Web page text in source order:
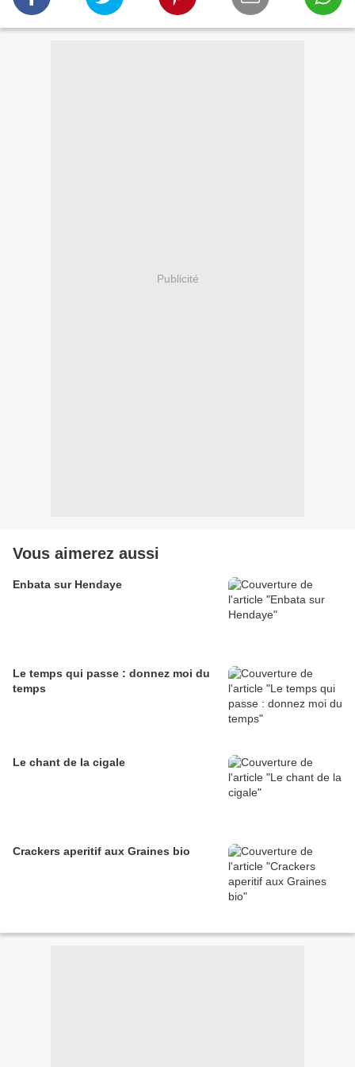
Publicité
Vous aimerez aussi
Enbata sur Hendaye
Le temps qui passe : donnez moi du
temps
Le chant de la cigale
Crackers aperitif aux Graines bio